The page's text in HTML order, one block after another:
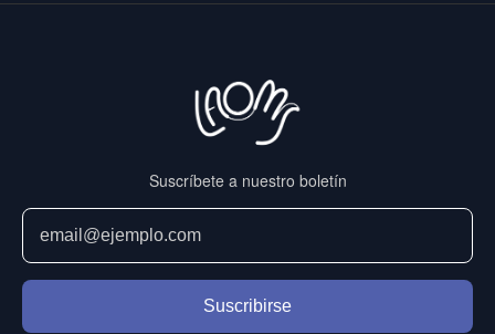
Suscríbete a nuestro boletín
Suscribirse